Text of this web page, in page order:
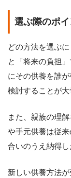
選ぶ際のポイ
どの方法を選ぶ
と「将来の負担
にその供養を誰
検討することが大
また、親族の理
や手元供養は従
合いのうえ納得し
新しい供養方法